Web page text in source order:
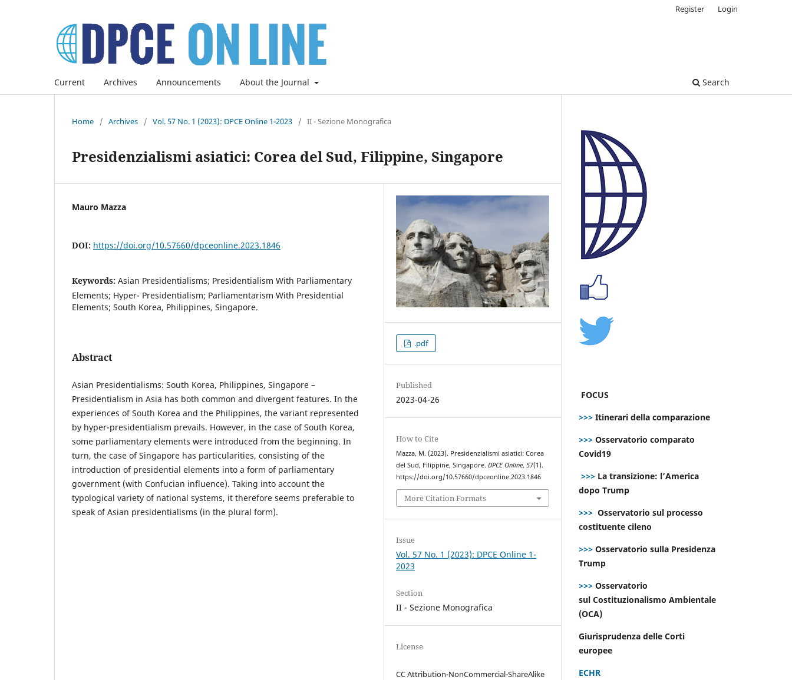
Current Archives Announcements About the Journal Search
Register Login
Home / Archives / Vol. 57 No. 1 (2023): DPCE Online 1-2023 / II - Sezione Monografica
Presidenzialismi asiatici: Corea del Sud, Filippine, Singapore
Mauro Mazza
DOI: https://doi.org/10.57660/dpceonline.2023.1846
Keywords: Asian Presidentialisms; Presidentialism With Parliamentary
Elements; Hyper- Presidentialism; Parliamentarism With Presidential
Elements; South Korea, Philippines, Singapore.
Abstract
Asian Presidentialisms: South Korea, Philippines, Singapore –
Presidentialism in Asia has both common and divergent features. In the
experiences of South Korea and the Philippines, the variant represented
by hyper-presidentialism prevails. However, in the case of South Korea,
some parliamentary elements were introduced from the beginning. In
turn, the case of Singapore has particularities, consisting of the
introduction of presidential elements into a form of parliamentary
government (with Confucian influence). Taking into account the
typological variety of national systems, it therefore seems preferable to
speak of Asian presidentialisms (in the plural form).
.pdf
Published
2023-04-26
How to Cite
Mazza, M. (2023). Presidenzialismi asiatici: Corea
del Sud, Filippine, Singapore.DPCE Online,57(1).
https://doi.org/10.57660/dpceonline.2023.1846
More Citation Formats
Issue
Vol. 57 No. 1 (2023): DPCE Online 1-
2023
Section
II - Sezione Monografica
License
CC Attribution-NonCommercial-ShareAlike
FOCUS
>>> Itinerari della comparazione
>>> Osservatorio comparato
Covid19
>>> La transizione: l’America
dopo Trump
>>> Osservatorio sul processo
costituente cileno
>>> Osservatorio sulla Presidenza
Trump
>>> Osservatorio
sul Costituzionalismo Ambientale
(OCA)
Giurisprudenza delle Corti
europee
ECHR